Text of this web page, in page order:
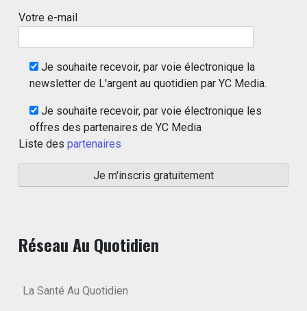
Votre e-mail
Je souhaite recevoir, par voie électronique la
newsletter de L'argent au quotidien par YC Media.
Je souhaite recevoir, par voie électronique les
offres des partenaires de YC Media
Liste des partenaires
Réseau Au Quotidien
La Santé Au Quotidien